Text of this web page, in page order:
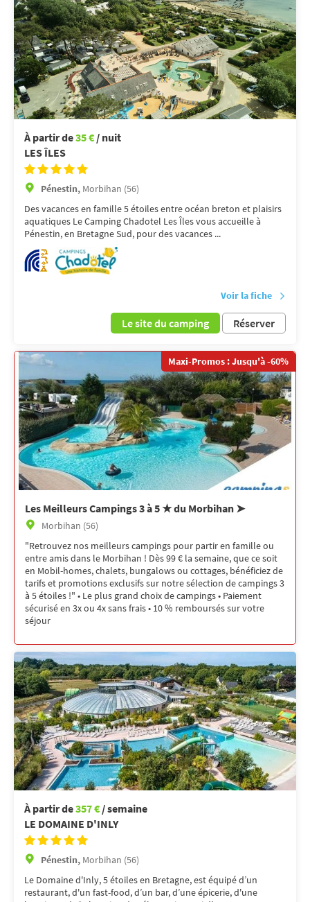
À partir de35 € / nuit
LES ÎLES
Pénestin, Morbihan (56)
Des vacances en famille 5 étoiles entre océan breton et plaisirs
aquatiques Le Camping Chadotel Les Îles vous accueille à
Pénestin, en Bretagne Sud, pour des vacances ...
Voir la fiche
Le site du camping Réserver
Maxi-Promos : Jusqu'à -60%
Les Meilleurs Campings 3 à 5 ★ du Morbihan ➤
Morbihan (56)
"Retrouvez nos meilleurs campings pour partir en famille ou
entre amis dans le Morbihan ! Dès 99 € la semaine, que ce soit
en Mobil-homes, chalets, bungalows ou cottages, bénéficiez de
tarifs et promotions exclusifs sur notre sélection de campings 3
à 5 étoiles !" • Le plus grand choix de campings • Paiement
sécurisé en 3x ou 4x sans frais • 10 % remboursés sur votre
séjour
À partir de357 € / semaine
LE DOMAINE D'INLY
Pénestin, Morbihan (56)
Le Domaine d'Inly, 5 étoiles en Bretagne, est équipé d’un
restaurant, d'un fast-food, d’un bar, d’une épicerie, d'une